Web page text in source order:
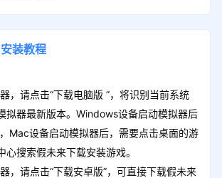
安装教程
请点击“下载电脑版 ”，将识别当前系统
拟器最新版本。Windows设备启动模拟器后
Mac设备启动模拟器后，需要点击桌面的游
心搜索假未来下载安装游戏。
请点击“下载安卓版”，可直接下载假未来